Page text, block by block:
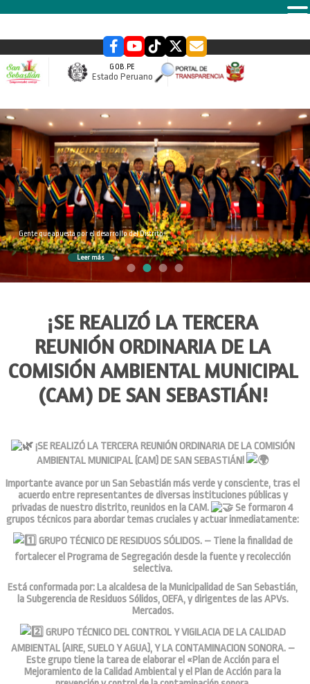
GOB.PE
Estado Peruano
slider
Gente que apuesta por el desarrollo del Distrito
Leer más
¡SE REALIZÓ LA TERCERA
REUNIÓN ORDINARIA DE LA
COMISIÓN AMBIENTAL MUNICIPAL
(CAM) DE SAN SEBASTIÁN!
¡SE REALIZÓ LA TERCERA REUNIÓN ORDINARIA DE LA COMISIÓN
AMBIENTAL MUNICIPAL (CAM) DE SAN SEBASTIÁN!
Importante avance por un San Sebastián más verde y consciente, tras el
acuerdo entre representantes de diversas instituciones públicas y
privadas de nuestro distrito, reunidos en la CAM.
Se formaron 4
grupos técnicos para abordar temas cruciales y actuar inmediatamente:
GRUPO TÉCNICO DE RESIDUOS SÓLIDOS. – Tiene la finalidad de
fortalecer el Programa de Segregación desde la fuente y recolección
selectiva.
Está conformada por: La alcaldesa de la Municipalidad de San Sebastián,
la Subgerencia de Residuos Sólidos, OEFA, y dirigentes de las APVs.
Mercados.
GRUPO TÉCNICO DEL CONTROL Y VIGILACIA DE LA CALIDAD
AMBIENTAL (AIRE, SUELO Y AGUA), Y LA CONTAMINACION SONORA. –
Este grupo tiene la tarea de elaborar el «Plan de Acción para el
Mejoramiento de la Calidad Ambiental y el Plan de Acción para la